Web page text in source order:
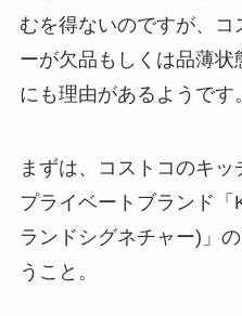
ン
フ
どこ
【博
コン
など
むを得ないのですが、
ーが欠品もしくは品薄
にも理由があるようです。
まずは、コストコのキッ
プライベートブランド「
ランドシグネチャー)」
うこと。